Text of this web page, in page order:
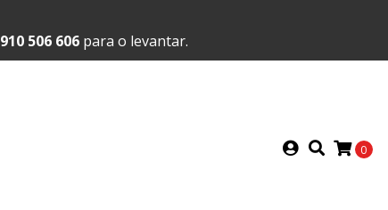
910 506 606 para o levantar.
0